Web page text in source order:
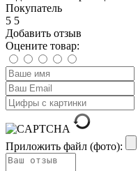
Покупатель
5 5
Добавить отзыв
Оцените товар:
Приложить файл (фото):